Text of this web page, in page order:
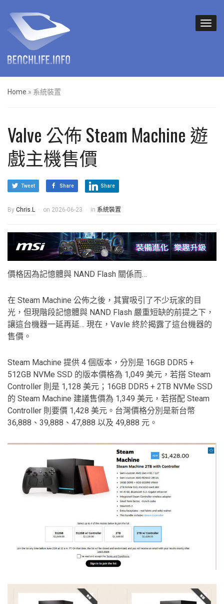
Home » 系統裝置
Valve 公佈 Steam Machine 遊
戲主機售價
Tweet Share Share
By Chris.L on 2026-06-23 in 系統裝置
價格因為記憶體與 NAND Flash 關係而…
在 Steam Machine 公佈之後，其實吸引了不少玩家的目
光，但現階段記憶體與 NAND Flash 嚴重短缺的前提之下，
讓這台機器一延再延… 現在，Vavle 終於揭露了這台機器的
售價。
Steam Machine 提供 4 個版本，分別是 16GB DDR5 +
512GB NVMe SSD 的版本價格為 1,049 美元，若搭 Steam
Controller 則是 1,128 美元；16GB DDR5 + 2TB NVMe SSD
的 Steam Machine 建議售價為 1,349 美元，若搭配 Steam
Controller 則要價 1,428 美元。台灣價格分別是新台幣
36,888、39,888、47,888 以及 49,888 元。